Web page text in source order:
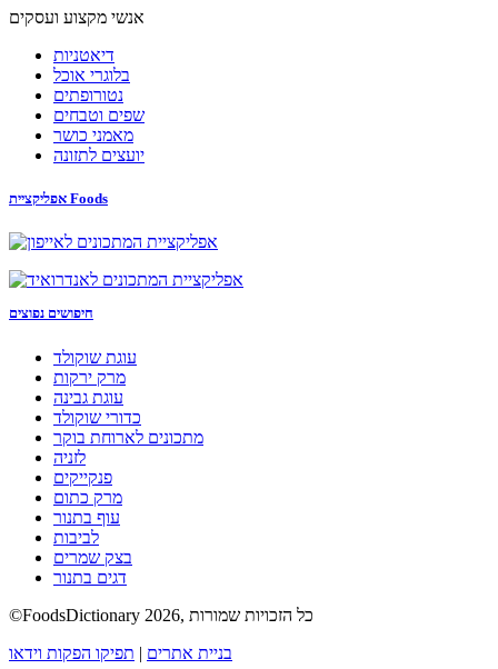
אנשי מקצוע ועסקים
דיאטניות
בלוגרי אוכל
נטורופתים
שפים וטבחים
מאמני כושר
יועצים לתזונה
אפליקציית Foods
חיפושים נפוצים
עוגת שוקולד
מרק ירקות
עוגת גבינה
כדורי שוקולד
מתכונים לארוחת בוקר
לזניה
פנקייקים
מרק כתום
עוף בתנור
לביבות
בצק שמרים
דגים בתנור
©FoodsDictionary 2026, כל הזכויות שמורות
בניית אתרים | תפיקו הפקות וידאו